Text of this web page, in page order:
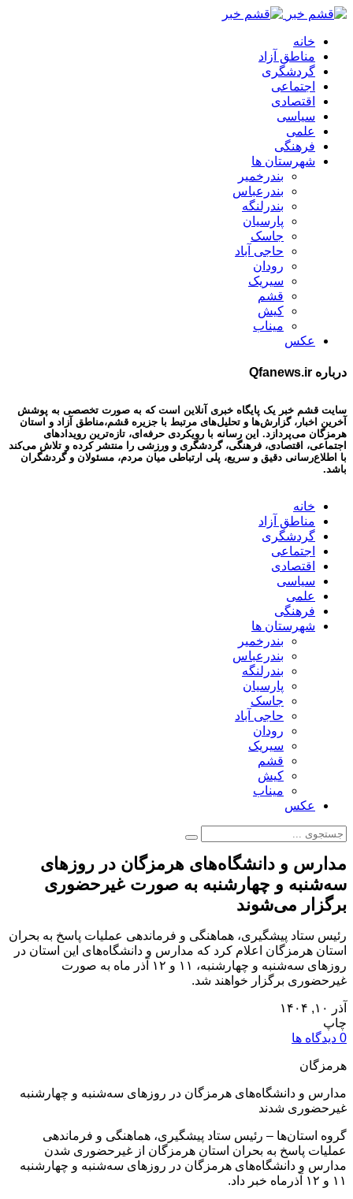
خانه
مناطق آزاد
گردشگری
اجتماعی
اقتصادی
سیاسی
علمی
فرهنگی
شهرستان ها
بندرخمیر
بندرعباس
بندرلنگه
پارسیان
جاسک
حاجی آباد
رودان
سیریک
قشم
کیش
میناب
عکس
درباره Qfanews.ir
سایت قشم خبر یک پایگاه خبری آنلاین است که به صورت تخصصی به پوشش
آخرین اخبار، گزارش‌ها و تحلیل‌های مرتبط با جزیره قشم،مناطق آزاد و استان
هرمزگان می‌پردازد. این رسانه با رویکردی حرفه‌ای، تازه‌ترین رویدادهای
اجتماعی، اقتصادی، فرهنگی، گردشگری و ورزشی را منتشر کرده و تلاش می‌کند
با اطلاع‌رسانی دقیق و سریع، پلی ارتباطی میان مردم، مسئولان و گردشگران
باشد.
خانه
مناطق آزاد
گردشگری
اجتماعی
اقتصادی
سیاسی
علمی
فرهنگی
شهرستان ها
بندرخمیر
بندرعباس
بندرلنگه
پارسیان
جاسک
حاجی آباد
رودان
سیریک
قشم
کیش
میناب
عکس
مدارس و دانشگاه‌های هرمزگان در روزهای
سه‌شنبه و چهارشنبه به صورت غیرحضوری
برگزار می‌شوند
رئیس ستاد پیشگیری، هماهنگی و فرماندهی عملیات پاسخ به بحران
استان هرمزگان اعلام کرد که مدارس و دانشگاه‌های این استان در
روزهای سه‌شنبه و چهارشنبه، ۱۱ و ۱۲ آذر ماه به صورت
غیرحضوری برگزار خواهند شد.
آذر ۱۰, ۱۴۰۴
چاپ
0 دیدگاه ها
هرمزگان
مدارس و دانشگاه‌های هرمزگان در روزهای سه‌شنبه و چهارشنبه
غیرحضوری شدند
گروه استان‌ها – رئیس ستاد پیشگیری، هماهنگی و فرماندهی
عملیات پاسخ به بحران استان هرمزگان از غیرحضوری شدن
مدارس و دانشگاه‌های هرمزگان در روزهای سه‌شنبه و چهارشنبه
۱۱ و ۱۲ آذرماه خبر داد.